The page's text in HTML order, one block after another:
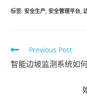
标签:安全生产, 安全管理平台,
Previous Post
智能边坡监测系统如